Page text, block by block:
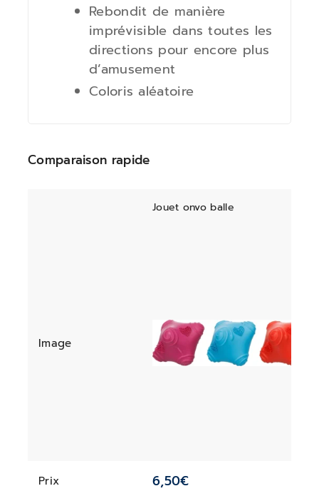
Rebondit de manière
imprévisible dans toutes les
directions pour encore plus
d’amusement
Coloris aléatoire
Comparaison rapide
Jouet onvo balle
Image
Prix 6,50€